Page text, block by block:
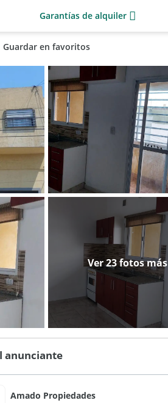
Garantías de alquiler
Guardar en favoritos
Ver 23 fotos más
anunciante
Amado Propiedades